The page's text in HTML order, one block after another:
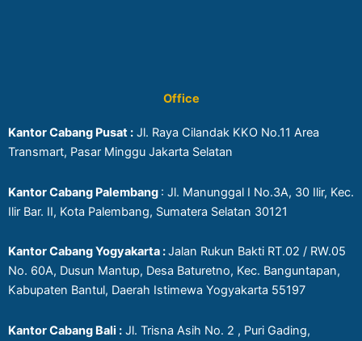
Office
Kantor Cabang Pusat : Jl. Raya Cilandak KKO No.11 Area
Transmart, Pasar Minggu Jakarta Selatan
Kantor Cabang Palembang : Jl. Manunggal I No.3A, 30 Ilir, Kec.
Ilir Bar. II, Kota Palembang, Sumatera Selatan 30121
Kantor Cabang Yogyakarta :Jalan Rukun Bakti RT.02 / RW.05
No. 60A, Dusun Mantup, Desa Baturetno, Kec. Banguntapan,
Kabupaten Bantul, Daerah Istimewa Yogyakarta 55197
Kantor Cabang Bali : Jl. Trisna Asih No. 2 , Puri Gading,